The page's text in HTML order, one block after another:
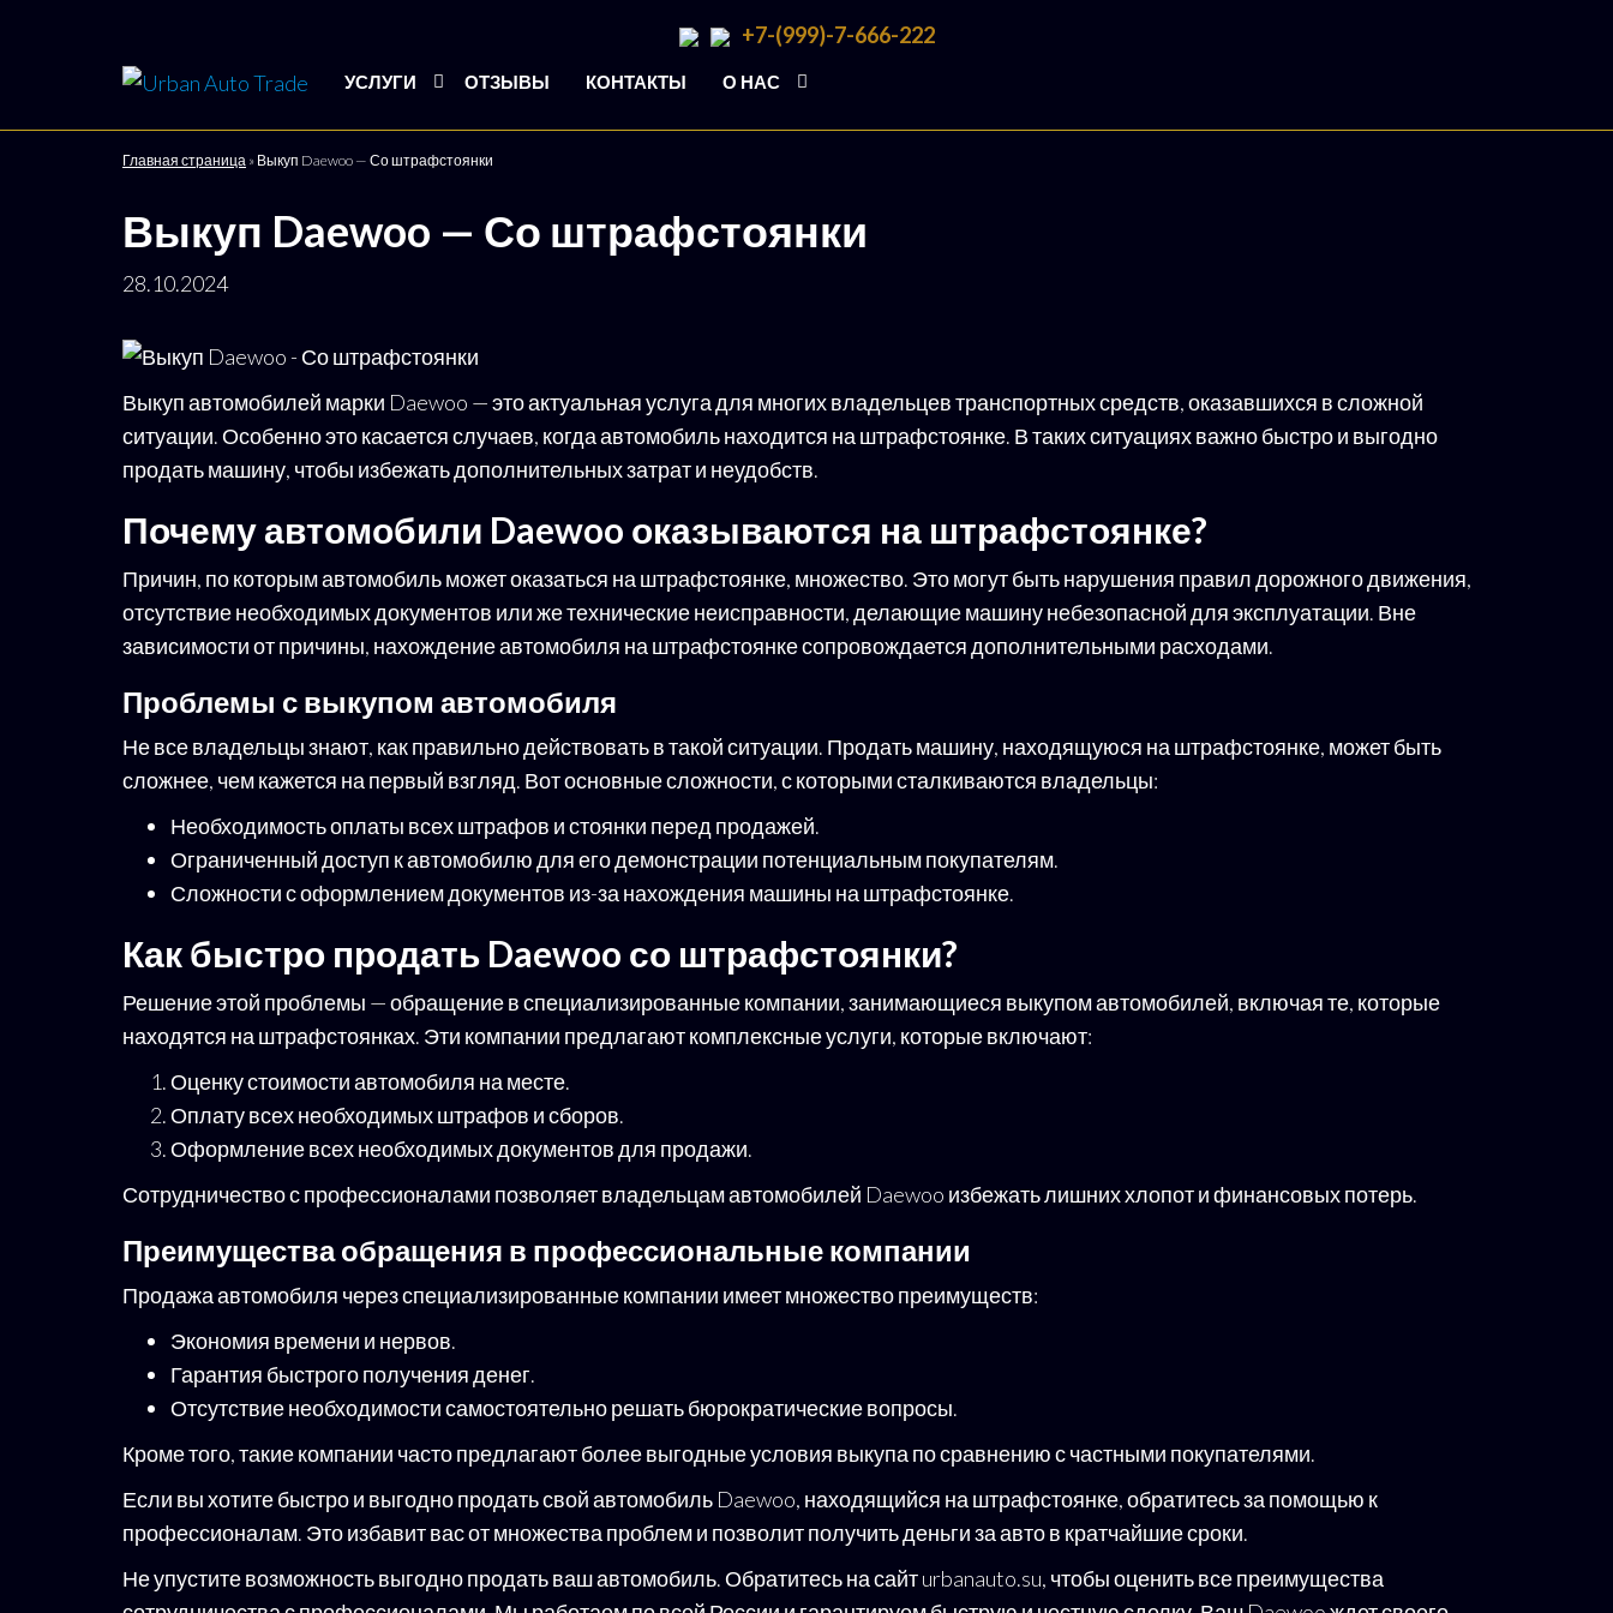
+7-(999)-7-666-222
Urban
Trade
Подбор
всего
УСЛУГИ ОТЗЫВЫ КОНТАКТЫ О НАС
Главная страница » Выкуп Daewoo — Со штрафстоянки
Выкуп Daewoo — Со штрафстоянки
28.10.2024
Выкуп автомобилей марки Daewoo — это актуальная услуга для многих владельцев транспортных средств, оказавшихся в сложной
ситуации. Особенно это касается случаев, когда автомобиль находится на штрафстоянке. В таких ситуациях важно быстро и выгодно
продать машину, чтобы избежать дополнительных затрат и неудобств.
Почему автомобили Daewoo оказываются на штрафстоянке?
Причин, по которым автомобиль может оказаться на штрафстоянке, множество. Это могут быть нарушения правил дорожного движения,
отсутствие необходимых документов или же технические неисправности, делающие машину небезопасной для эксплуатации. Вне
зависимости от причины, нахождение автомобиля на штрафстоянке сопровождается дополнительными расходами.
Проблемы с выкупом автомобиля
Не все владельцы знают, как правильно действовать в такой ситуации. Продать машину, находящуюся на штрафстоянке, может быть
сложнее, чем кажется на первый взгляд. Вот основные сложности, с которыми сталкиваются владельцы:
Необходимость оплаты всех штрафов и стоянки перед продажей.
Ограниченный доступ к автомобилю для его демонстрации потенциальным покупателям.
Сложности с оформлением документов из-за нахождения машины на штрафстоянке.
Как быстро продать Daewoo со штрафстоянки?
Решение этой проблемы — обращение в специализированные компании, занимающиеся выкупом автомобилей, включая те, которые
находятся на штрафстоянках. Эти компании предлагают комплексные услуги, которые включают:
Оценку стоимости автомобиля на месте.
Оплату всех необходимых штрафов и сборов.
Оформление всех необходимых документов для продажи.
Сотрудничество с профессионалами позволяет владельцам автомобилей Daewoo избежать лишних хлопот и финансовых потерь.
Преимущества обращения в профессиональные компании
Продажа автомобиля через специализированные компании имеет множество преимуществ:
Экономия времени и нервов.
Гарантия быстрого получения денег.
Отсутствие необходимости самостоятельно решать бюрократические вопросы.
Кроме того, такие компании часто предлагают более выгодные условия выкупа по сравнению с частными покупателями.
Если вы хотите быстро и выгодно продать свой автомобиль Daewoo, находящийся на штрафстоянке, обратитесь за помощью к
профессионалам. Это избавит вас от множества проблем и позволит получить деньги за авто в кратчайшие сроки.
Не упустите возможность выгодно продать ваш автомобиль. Обратитесь на сайт urbanauto.su, чтобы оценить все преимущества